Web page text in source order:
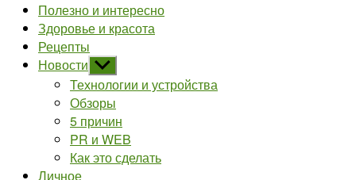
Полезно и интересно
Здоровье и красота
Рецепты
Новости Показывать
подменю
Технологии и устройства
Обзоры
5 причин
PR и WEB
Как это сделать
Личное